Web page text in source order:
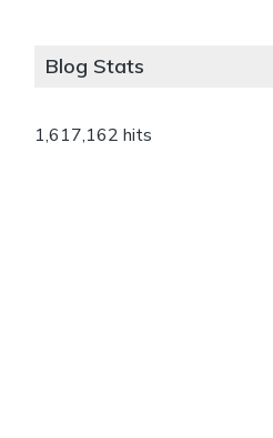
Blog Stats
1,617,162 hits